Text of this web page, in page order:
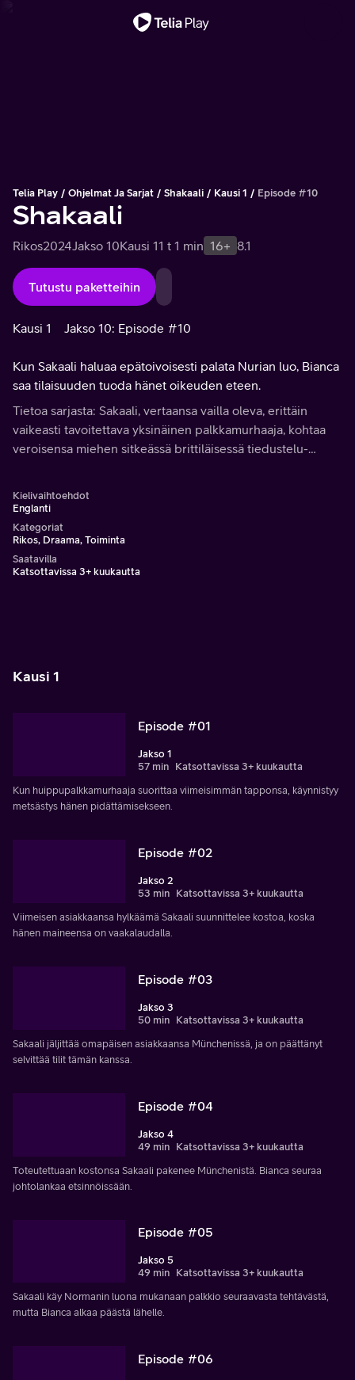
Telia Play Ohjelmat Ja Sarjat Shakaali Kausi 1 Episode #10
Shakaali
Rikos2024Jakso 10Kausi 11 t 1 min 16+ 8.1
Tutustu paketteihin
Kausi 1 Jakso 10: Episode #10
Kun Sakaali haluaa epätoivoisesti palata Nurian luo, Bianca
saa tilaisuuden tuoda hänet oikeuden eteen.
Tietoa sarjasta: Sakaali, vertaansa vailla oleva, erittäin
vaikeasti tavoitettava yksinäinen palkkamurhaaja, kohtaa
veroisensa miehen sitkeässä brittiläisessä tiedustelu-
Kielivaihtoehdot
Englanti
Kategoriat
Rikos, Draama, Toiminta
Saatavilla
Katsottavissa 3+ kuukautta
Kausi 1
Episode #01
Jakso 1
57 min Katsottavissa 3+ kuukautta
Kun huippupalkkamurhaaja suorittaa viimeisimmän tapponsa, käynnistyy
metsästys hänen pidättämisekseen.
Episode #02
Jakso 2
53 min Katsottavissa 3+ kuukautta
Viimeisen asiakkaansa hylkäämä Sakaali suunnittelee kostoa, koska
hänen maineensa on vaakalaudalla.
Episode #03
Jakso 3
50 min Katsottavissa 3+ kuukautta
Sakaali jäljittää omapäisen asiakkaansa Münchenissä, ja on päättänyt
selvittää tilit tämän kanssa.
Episode #04
Jakso 4
49 min Katsottavissa 3+ kuukautta
Toteutettuaan kostonsa Sakaali pakenee Münchenistä. Bianca seuraa
johtolankaa etsinnöissään.
Episode #05
Jakso 5
49 min Katsottavissa 3+ kuukautta
Sakaali käy Normanin luona mukanaan palkkio seuraavasta tehtävästä,
mutta Bianca alkaa päästä lähelle.
Episode #06